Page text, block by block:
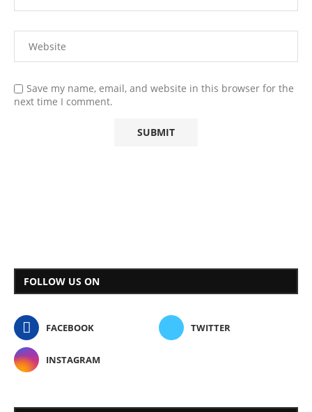
Save my name, email, and website in this browser for the
next time I comment.
FOLLOW US ON
FACEBOOK TWITTER
INSTAGRAM